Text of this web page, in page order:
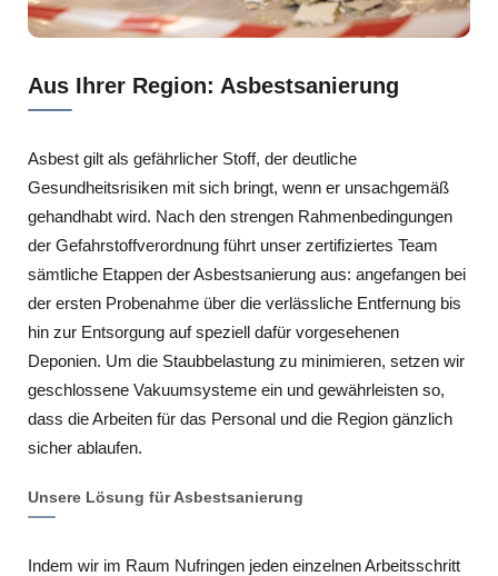
Aus Ihrer Region: Asbestsanierung
Asbest gilt als gefährlicher Stoff, der deutliche
Gesundheitsrisiken mit sich bringt, wenn er unsachgemäß
gehandhabt wird. Nach den strengen Rahmenbedingungen
der Gefahrstoffverordnung führt unser zertifiziertes Team
sämtliche Etappen der Asbestsanierung aus: angefangen bei
der ersten Probenahme über die verlässliche Entfernung bis
hin zur Entsorgung auf speziell dafür vorgesehenen
Deponien. Um die Staubbelastung zu minimieren, setzen wir
geschlossene Vakuumsysteme ein und gewährleisten so,
dass die Arbeiten für das Personal und die Region gänzlich
sicher ablaufen.
Unsere Lösung für Asbestsanierung
Indem wir im Raum Nufringen jeden einzelnen Arbeitsschritt